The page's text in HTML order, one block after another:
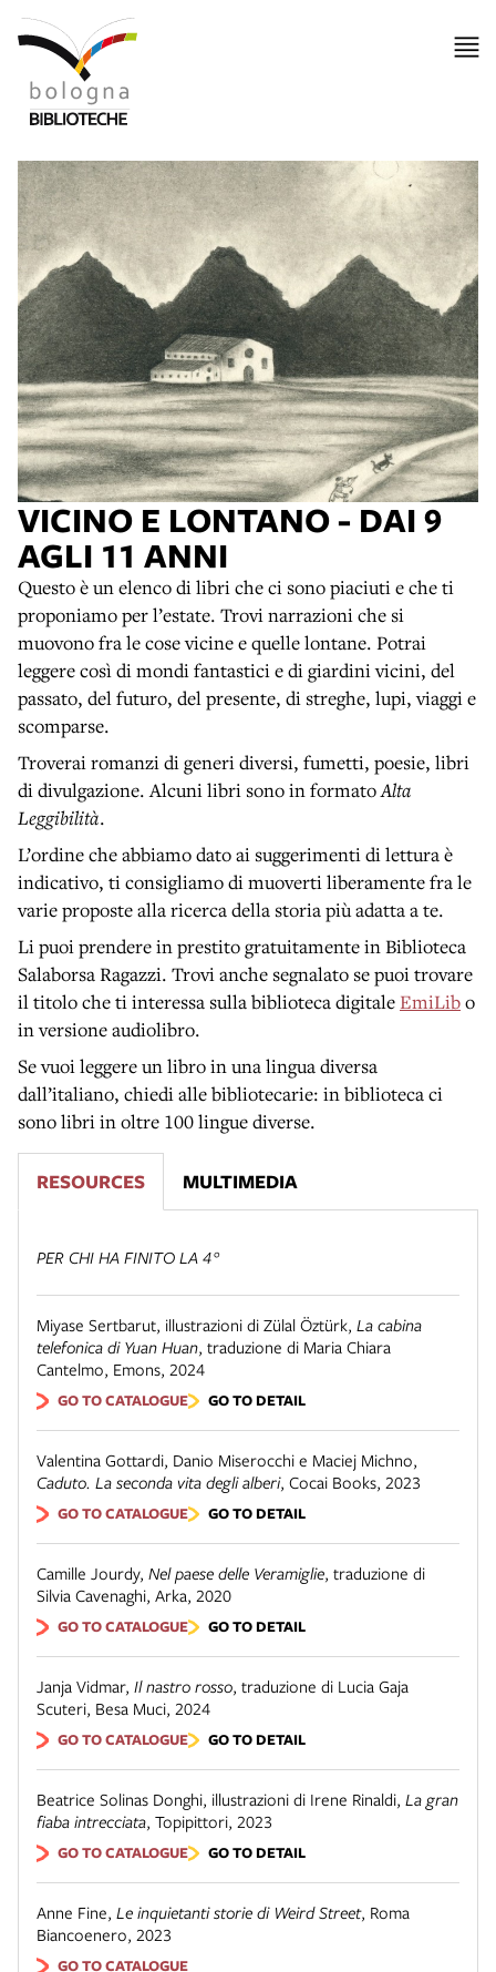
VICINO E LONTANO - DAI 9
AGLI 11 ANNI
Questo è un elenco di libri che ci sono piaciuti e che ti
proponiamo per l’estate. Trovi narrazioni che si
muovono fra le cose vicine e quelle lontane. Potrai
leggere così di mondi fantastici e di giardini vicini, del
passato, del futuro, del presente, di streghe, lupi, viaggi e
scomparse.
Troverai romanzi di generi diversi, fumetti, poesie, libri
di divulgazione. Alcuni libri sono in formatoAlta
Leggibilità.
L’ordine che abbiamo dato ai suggerimenti di lettura è
indicativo, ti consigliamo di muoverti liberamente fra le
varie proposte alla ricerca della storia più adatta a te.
Li puoi prendere in prestito gratuitamente in Biblioteca
Salaborsa Ragazzi. Trovi anche segnalato se puoi trovare
il titolo che ti interessa sulla biblioteca digitaleEmiLibo
in versione audiolibro.
Se vuoi leggere un libro in una lingua diversa
dall’italiano, chiedi alle bibliotecarie: in biblioteca ci
sono libri in oltre 100 lingue diverse.
RESOURCES MULTIMEDIA
PER CHI HA FINITO LA 4°
Miyase Sertbarut, illustrazioni di Zülal Öztürk, La cabina
telefonica di Yuan Huan, traduzione di Maria Chiara
Cantelmo, Emons, 2024
GO TO CATALOGUE GO TO DETAIL
Valentina Gottardi, Danio Miserocchi e Maciej Michno,
Caduto. La seconda vita degli alberi, Cocai Books, 2023
GO TO CATALOGUE GO TO DETAIL
Camille Jourdy, Nel paese delle Veramiglie, traduzione di
Silvia Cavenaghi, Arka, 2020
GO TO CATALOGUE GO TO DETAIL
Janja Vidmar, Il nastro rosso, traduzione di Lucia Gaja
Scuteri, Besa Muci, 2024
GO TO CATALOGUE GO TO DETAIL
Beatrice Solinas Donghi, illustrazioni di Irene Rinaldi, La gran
fiaba intrecciata, Topipittori, 2023
GO TO CATALOGUE GO TO DETAIL
Anne Fine, Le inquietanti storie di Weird Street, Roma
Biancoenero, 2023
GO TO CATALOGUE